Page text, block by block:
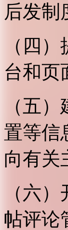
后发制
（四
台和页
（五
置等信
向有关
（六
帖评论